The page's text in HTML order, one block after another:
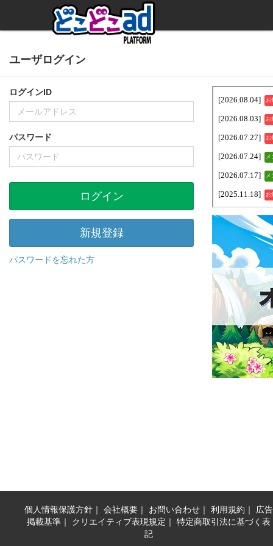
ユーザログイン
ログインID
パスワード
ログイン
新規登録
パスワードを忘れた方
個人情報保護方針 ｜ 会社概要 ｜ お問い合わせ ｜ 利用規約 ｜
広告
掲載基準 ｜ クリエイティブ表現規定 ｜
特定商取引法に基づく表
記